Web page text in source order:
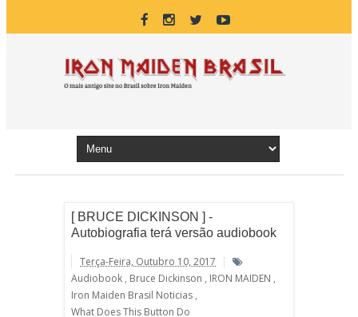
[ BRUCE DICKINSON ] -
Autobiografia terá versão audiobook
Terça-Feira, Outubro 10, 2017
Audiobook , Bruce Dickinson , IRON MAIDEN ,
Iron Maiden Brasil Noticias ,
What Does This Button Do